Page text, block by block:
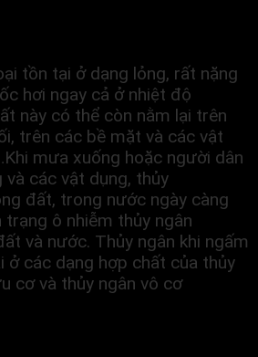
tồn tại ở dạng lỏng, rất nặng
hơi ngay cả ở nhiệt độ
này có thể còn nằm lại trên
trên các bề mặt và các vật
mưa xuống hoặc người dân
các vật dụng, thủy
đất, trong nước ngày càng
trạng ô nhiễm thủy ngân
và nước. Thủy ngân khi ngấm
ở các dạng hợp chất của thủy
cơ và thủy ngân vô cơ